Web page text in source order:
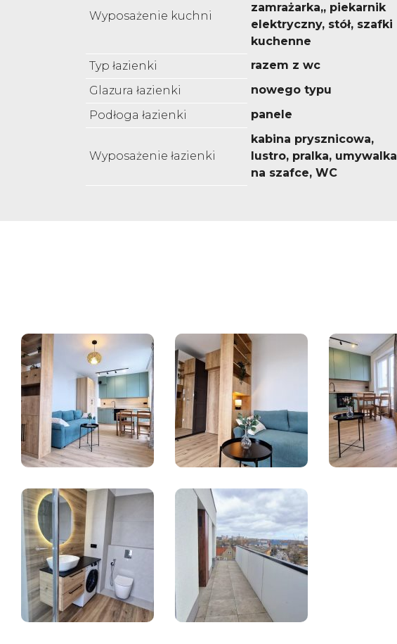
Wyposażenie kuchni
zamrażarka,, piekarnik
elektryczny, stół, szafki
kuchenne
Typ łazienki
razem z wc
Glazura łazienki
nowego typu
Podłoga łazienki
panele
Wyposażenie łazienki
kabina prysznicowa,
lustro, pralka, umywalka
na szafce, WC